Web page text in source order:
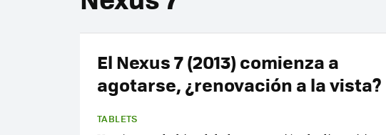
El Nexus 7 (2013) comienza a
agotarse, ¿renovación a la vista?
TABLETS